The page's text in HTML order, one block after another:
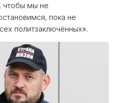
чтобы мы не
пока не
политзаключённых».